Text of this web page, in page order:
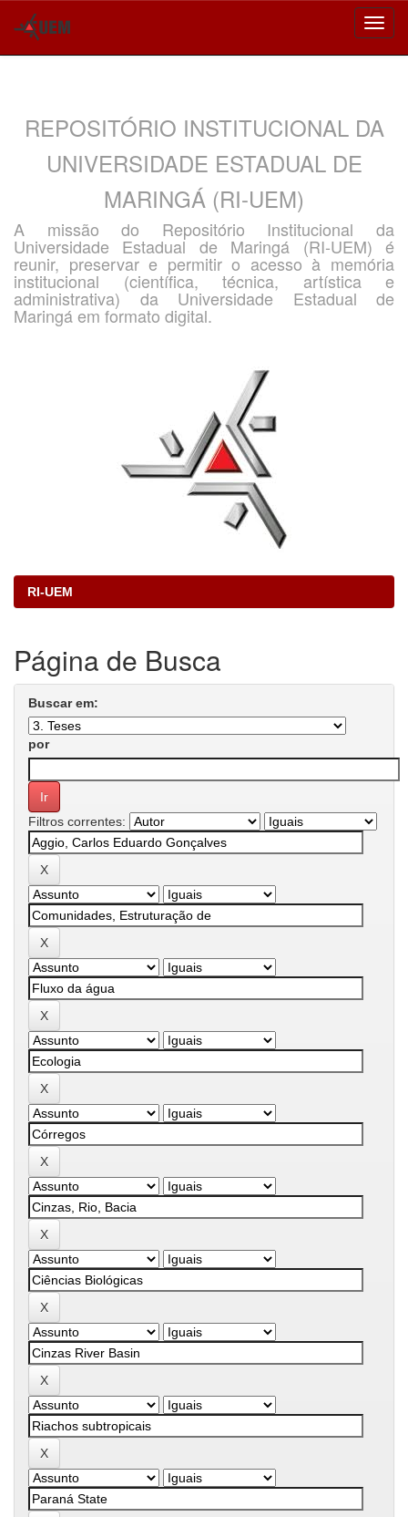
REPOSITÓRIO INSTITUCIONAL DA
UNIVERSIDADE ESTADUAL DE
MARINGÁ (RI-UEM)
A missão do Repositório Institucional da
Universidade Estadual de Maringá (RI-UEM) é
reunir, preservar e permitir o acesso à memória
institucional (científica, técnica, artística e
administrativa) da Universidade Estadual de
Maringá em formato digital.
RI-UEM
Página de Busca
Buscar em:
por
Filtros correntes: